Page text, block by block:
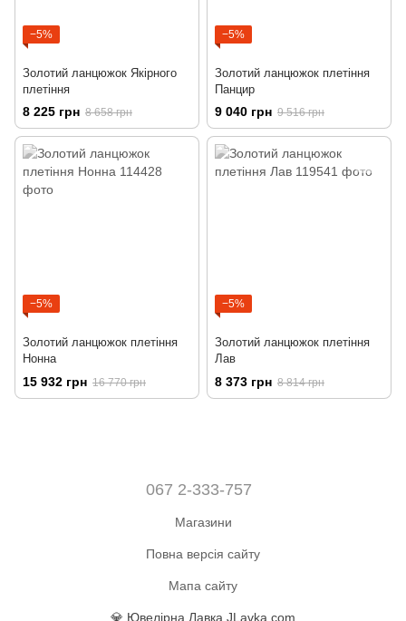
−5%
Золотий ланцюжок Якірного
плетіння
8 225 грн 8 658 грн
−5%
Золотий ланцюжок плетіння
Панцир
9 040 грн 9 516 грн
−5%
Золотий ланцюжок плетіння
Нонна
15 932 грн 16 770 грн
−5%
Золотий ланцюжок плетіння
Лав
8 373 грн 8 814 грн
067 2-333-757
Магазини
Повна версія сайту
Мапа сайту
💎 Ювелірна Лавка JLavka.com